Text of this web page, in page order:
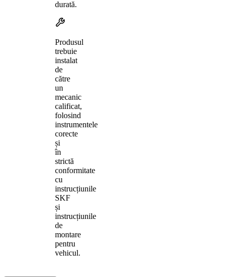
durată.
Produsul
trebuie
instalat
de
către
un
mecanic
calificat,
folosind
instrumentele
corecte
și
în
strictă
conformitate
cu
instrucțiunile
SKF
și
instrucțiunile
de
montare
pentru
vehicul.